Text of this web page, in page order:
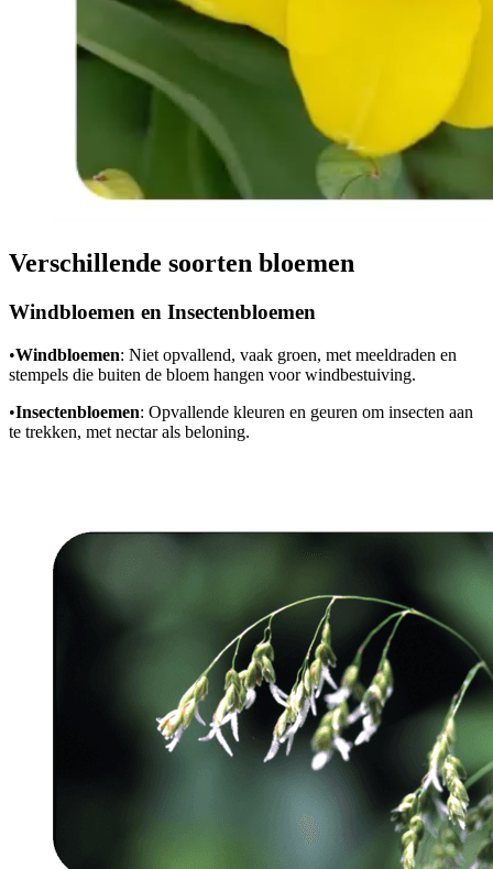
Verschillende soorten bloemen
Windbloemen en Insectenbloemen
•Windbloemen: Niet opvallend, vaak groen, met meeldraden en
stempels die buiten de bloem hangen voor windbestuiving.
•Insectenbloemen: Opvallende kleuren en geuren om insecten aan
te trekken, met nectar als beloning.